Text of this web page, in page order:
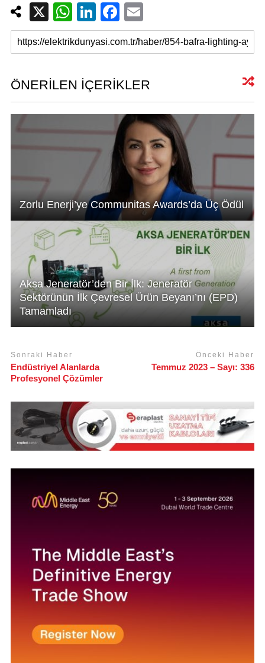
X
W
h
at
A
p
p
Li
n
k
dI
n
F
a
c
b
o
o
k
m
ail
ÖNERİLEN İÇERİKLER
Zorlu Enerji’ye Communitas Awards’da Üç Ödül
Aksa Jeneratör’den Bir İlk: Jeneratör
Sektörünün İlk Çevresel Ürün Beyanı’nı (EPD)
Tamamladı
Sonraki Haber
Endüstriyel Alanlarda
Profesyonel Çözümler
Önceki Haber
Temmuz 2023 – Sayı: 336